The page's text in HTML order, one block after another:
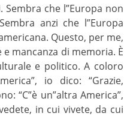
che l”Europa non
anzi che l”Europa
Questo, per me,
mancanza di memoria. È
e politico. A coloro
io dico: “Grazie,
“C”è un”altra America”,
in cui vivete, da cui